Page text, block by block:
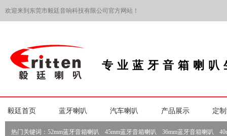
欢迎来到东莞市毅廷音响科技有限公司官方网站！
专业蓝牙音箱喇叭
毅廷首页 蓝牙喇叭 汽车喇叭 产品展示 定
热门关键词： 52mm蓝牙音箱喇叭 45mm蓝牙音箱喇叭 36mm蓝牙音箱喇叭